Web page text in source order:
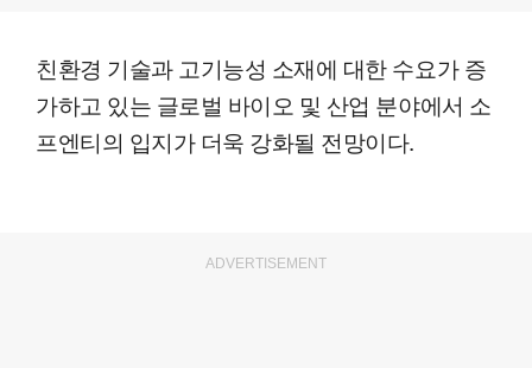
친환경 기술과 고기능성 소재에 대한 수요가 증
가하고 있는 글로벌 바이오 및 산업 분야에서 소
프엔티의 입지가 더욱 강화될 전망이다.
ADVERTISEMENT